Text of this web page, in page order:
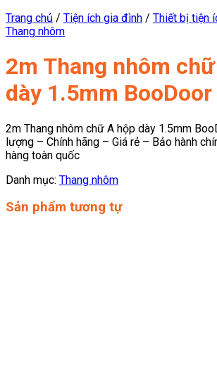
Trang chủ / Tiện ích gia đình / Thiết bị tiện
Thang nhôm
2m Thang nhôm
dày 1.5mm BooDoor
2m Thang nhôm chữ A hộp dày 1.5mm
lượng – Chính hãng – Giá rẻ – Bảo hành
hàng toàn quốc
Danh mục: Thang nhôm
Sản phẩm tương tự